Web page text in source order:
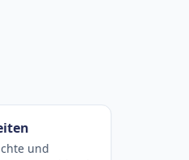
und